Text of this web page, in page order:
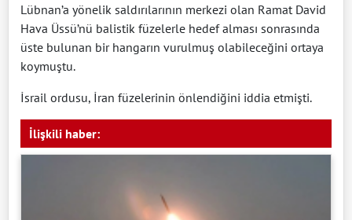
Lübnan’a yönelik saldırılarının merkezi olan Ramat David
Hava Üssü’nü balistik füzelerle hedef alması sonrasında
üste bulunan bir hangarın vurulmuş olabileceğini ortaya
koymuştu.
İsrail ordusu, İran füzelerinin önlendiğini iddia etmişti.
İlişkili haber: